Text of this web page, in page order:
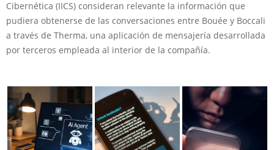
Cibernética (IICS) consideran relevante la información que
pudiera obtenerse de las conversaciones entre Bouée y Boccali
a través de Therma, una aplicación de mensajería desarrollada
por terceros empleada al interior de la compañía.